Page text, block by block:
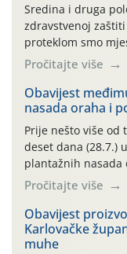
Sredina i druga
zdravstvenoj
proteklom smo
preventivnim
uzročnika bolesti,
06.7.)! Na početku
povijesno i
najviše
Pročitajte više
Obavijest
nasada oraha i
Prije nešto više od
deset dana (28.7.)
plantažnih
leta i ovogodišnjoj
orahove muhe
traje drugi
izražen zadnja
temperature zraka
Pročitajte više
Obavijest
Karlovačke
muhe